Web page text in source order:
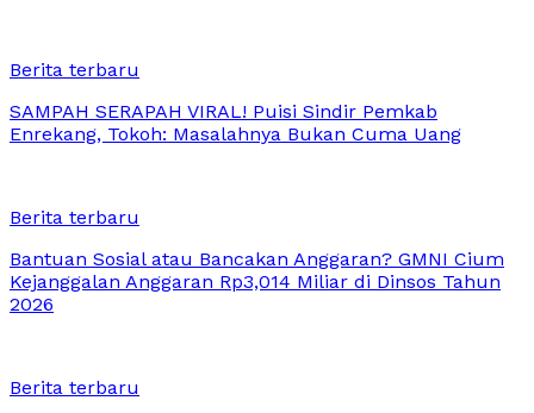
Berita terbaru
SAMPAH SERAPAH VIRAL! Puisi Sindir Pemkab
Enrekang, Tokoh: Masalahnya Bukan Cuma Uang
Berita terbaru
Bantuan Sosial atau Bancakan Anggaran? GMNI Cium
Kejanggalan Anggaran Rp3,014 Miliar di Dinsos Tahun
2026
Berita terbaru